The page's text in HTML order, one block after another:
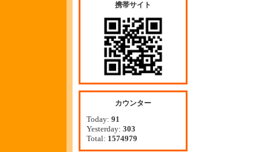
携帯サイト
カウンター
Today: 91
Yesterday: 303
Total: 1574979